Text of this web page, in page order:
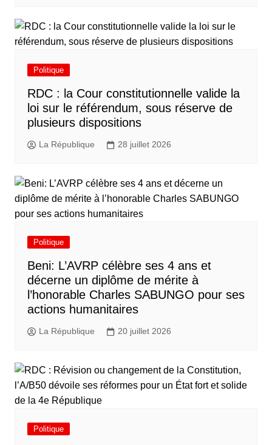
Politique
RDC : la Cour constitutionnelle valide la
loi sur le référendum, sous réserve de
plusieurs dispositions
La République 28 juillet 2026
Politique
Beni: L’AVRP célèbre ses 4 ans et
décerne un diplôme de mérite à
l’honorable Charles SABUNGO pour ses
actions humanitaires
La République 20 juillet 2026
Politique